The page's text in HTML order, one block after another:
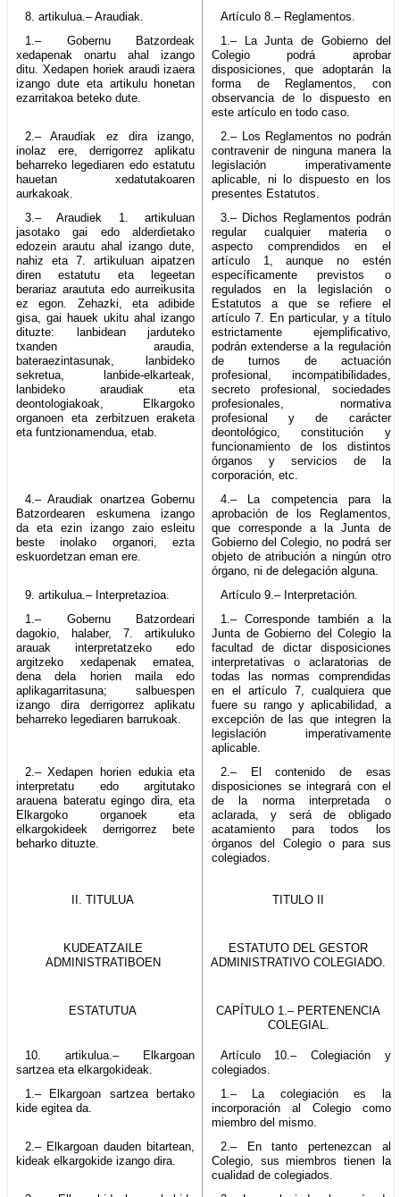
8. artikulua.– Araudiak.
Artículo 8.– Reglamentos.
1.– Gobernu Batzordeak
xedapenak onartu ahal izango
ditu. Xedapen horiek araudi izaera
izango dute eta artikulu honetan
ezarritakoa beteko dute.
1.– La Junta de Gobierno del
Colegio podrá aprobar
disposiciones, que adoptarán la
forma de Reglamentos, con
observancia de lo dispuesto en
este artículo en todo caso.
2.– Araudiak ez dira izango,
inolaz ere, derrigorrez aplikatu
beharreko legediaren edo estatutu
hauetan xedatutakoaren
aurkakoak.
2.– Los Reglamentos no podrán
contravenir de ninguna manera la
legislación imperativamente
aplicable, ni lo dispuesto en los
presentes Estatutos.
3.– Araudiek 1. artikuluan
jasotako gai edo alderdietako
edozein arautu ahal izango dute,
nahiz eta 7. artikuluan aipatzen
diren estatutu eta legeetan
berariaz araututa edo aurreikusita
ez egon. Zehazki, eta adibide
gisa, gai hauek ukitu ahal izango
dituzte: lanbidean jarduteko
txanden araudia,
bateraezintasunak, lanbideko
sekretua, lanbide-elkarteak,
lanbideko araudiak eta
deontologiakoak, Elkargoko
organoen eta zerbitzuen eraketa
eta funtzionamendua, etab.
3.– Dichos Reglamentos podrán
regular cualquier materia o
aspecto comprendidos en el
artículo 1, aunque no estén
específicamente previstos o
regulados en la legislación o
Estatutos a que se refiere el
artículo 7. En particular, y a título
estrictamente ejemplificativo,
podrán extenderse a la regulación
de turnos de actuación
profesional, incompatibilidades,
secreto profesional, sociedades
profesionales, normativa
profesional y de carácter
deontológico, constitución y
funcionamiento de los distintos
órganos y servicios de la
corporación, etc.
4.– Araudiak onartzea Gobernu
Batzordearen eskumena izango
da eta ezin izango zaio esleitu
beste inolako organori, ezta
eskuordetzan eman ere.
4.– La competencia para la
aprobación de los Reglamentos,
que corresponde a la Junta de
Gobierno del Colegio, no podrá ser
objeto de atribución a ningún otro
órgano, ni de delegación alguna.
9. artikulua.– Interpretazioa.
Artículo 9.– Interpretación.
1.– Gobernu Batzordeari
dagokio, halaber, 7. artikuluko
arauak interpretatzeko edo
argitzeko xedapenak ematea,
dena dela horien maila edo
aplikagarritasuna; salbuespen
izango dira derrigorrez aplikatu
beharreko legediaren barrukoak.
1.– Corresponde también a la
Junta de Gobierno del Colegio la
facultad de dictar disposiciones
interpretativas o aclaratorias de
todas las normas comprendidas
en el artículo 7, cualquiera que
fuere su rango y aplicabilidad, a
excepción de las que integren la
legislación imperativamente
aplicable.
2.– Xedapen horien edukia eta
interpretatu edo argitutako
arauena bateratu egingo dira, eta
Elkargoko organoek eta
elkargokideek derrigorrez bete
beharko dituzte.
2.– El contenido de esas
disposiciones se integrará con el
de la norma interpretada o
aclarada, y será de obligado
acatamiento para todos los
órganos del Colegio o para sus
colegiados.
II. TITULUA TITULO II
KUDEATZAILE
ADMINISTRATIBOEN
ESTATUTO DEL GESTOR
ADMINISTRATIVO COLEGIADO.
ESTATUTUA
CAPÍTULO 1.– PERTENENCIA
COLEGIAL.
10. artikulua.– Elkargoan
sartzea eta elkargokideak.
Artículo 10.– Colegiación y
colegiados.
1.– Elkargoan sartzea bertako
kide egitea da.
1.– La colegiación es la
incorporación al Colegio como
miembro del mismo.
2.– Elkargoan dauden bitartean,
kideak elkargokide izango dira.
2.– En tanto pertenezcan al
Colegio, sus miembros tienen la
cualidad de colegiados.